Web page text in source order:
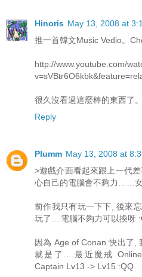
Hinoris May 13, 2008 at
推一首韓文Music Vedio。
http://www.youtube.com/
很久沒看過這麼棒的東西了。
Reply
Plumm May 13, 2008 at
>遊戲介面看起來跟上一代
心自己的電腦會不夠力……女
前作我只有玩一下下, 後來
玩了....電腦不夠力可以換呀
因為 Age of Conan 快出了,
就是了....最近魔戒
Captain Lv13 -> Lv15 :QQ